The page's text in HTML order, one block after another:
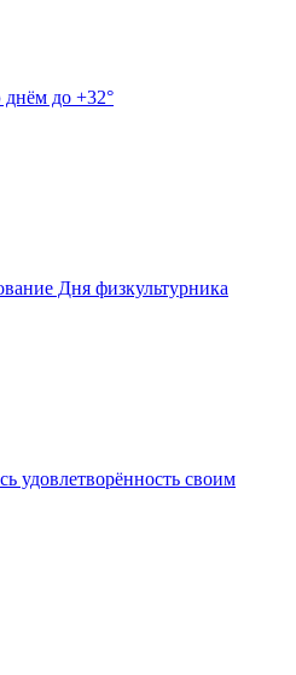
днём до +32°
Дня физкультурника
удовлетворённость своим